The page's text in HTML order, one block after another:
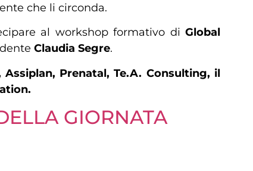
che li circonda.
al workshop formativo di Global
Claudia Segre.
Assiplan, Prenatal, Te.A. Consulting, il
GIORNATA